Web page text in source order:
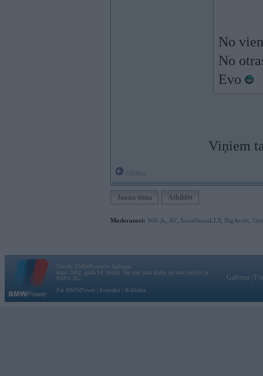
No
No
Evo
Viņiem
Jauna tēma Atbildēt
Moderatori: 968-jk AV AiwaShuraLLP, BigArchi
Vortāls BMWPower.lv darbojas
kopš 2002. gada 14. maija. Tas nav auto klubs un nav saistīts ar
BMW AG.
Par BMWPower
Kontakti Reklāma
Galvena